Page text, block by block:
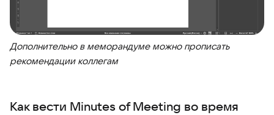
Дополнительно в меморандуме можно прописать
рекомендации коллегам
Как вести Minutes of Meeting во время